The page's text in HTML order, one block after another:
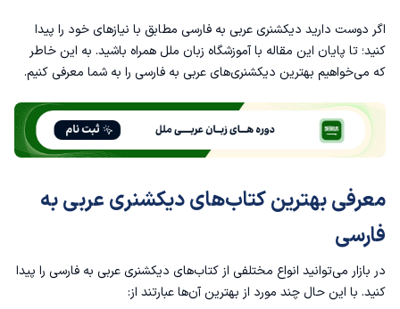
دیکشنری عربی به فارسی و فارسی به عربی دهخدا
لغت ‌نامه دهقان عربی به فارسی
دیکشنری آنلاین عربی به فارسی
برنامه دیکشنری آنلاین گوگل ترنسلیت
دیکشنری المنجد عربی به فارسی
اگر دوست دارید دیکشنری عربی به فارسی مطابق با نیازهای خود را پیدا
کنید؛ تا پایان این مقاله باآموزشگاه زبان ملل همراه باشید. به این خاطر
که می‌خواهیم بهترین دیکشنری‌های عربی به فارسی را به شما معرفی کنیم.
معرفی بهترین کتاب‌های دیکشنری عربی به
فارسی
در بازار می‌توانید انواع مختلفی از کتاب‌های دیکشنری عربی به فارسی را پیدا
کنید. با این حال چند مورد از بهترین آن‌ها عبارتند از: